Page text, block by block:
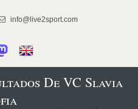
info@live2sport.com
De VC Slavia